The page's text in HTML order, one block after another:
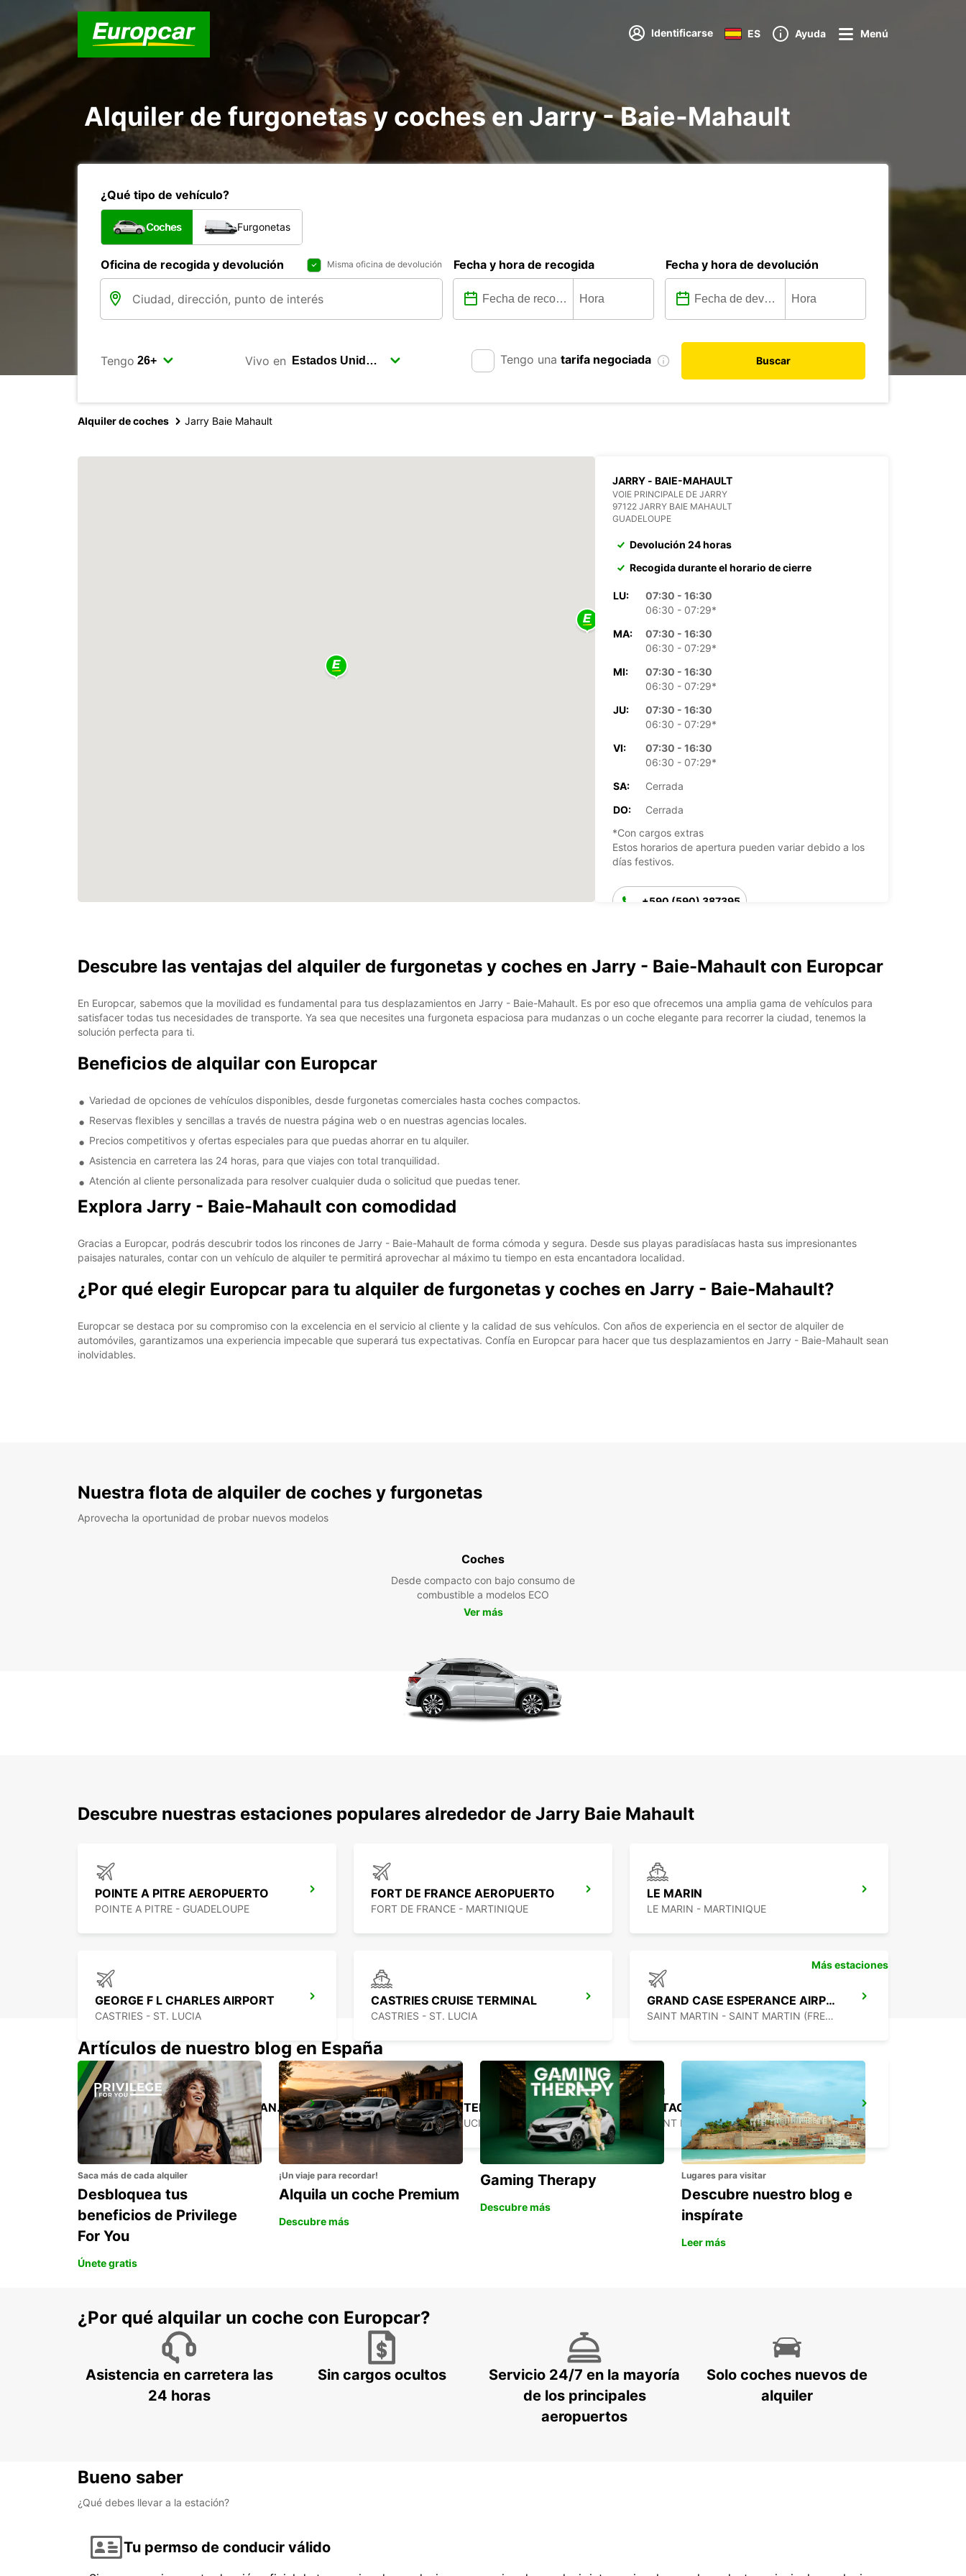
Identificarse ES Ayuda Menú
Alquiler de furgonetas y coches en Jarry - Baie-Mahault
¿Qué tipo de vehículo?
Coches Furgonetas
Oficina de recogida y devolución Misma oficina de devolución Fecha y hora de recogida Fecha y hora de devolución
Tengo Vivo en Tengo una tarifa negociada Buscar
Alquiler de coches Jarry Baie Mahault
JARRY - BAIE-MAHAULT
VOIE PRINCIPALE DE JARRY
97122 JARRY BAIE MAHAULT
GUADELOUPE
Devolución 24 horas
Recogida durante el horario de cierre
LU:
07:30 - 16:30
06:30 - 07:29*
MA:
07:30 - 16:30
06:30 - 07:29*
MI:
07:30 - 16:30
06:30 - 07:29*
JU:
07:30 - 16:30
06:30 - 07:29*
VI:
07:30 - 16:30
06:30 - 07:29*
SA:
Cerrada
DO:
Cerrada
*Con cargos extras
Estos horarios de apertura pueden variar debido a los
días festivos.
+590 (590) 387395
Descubre las ventajas del alquiler de furgonetas y coches en Jarry - Baie-Mahault con Europcar
En Europcar, sabemos que la movilidad es fundamental para tus desplazamientos en Jarry - Baie-Mahault. Es por eso que ofrecemos una amplia gama de vehículos para
satisfacer todas tus necesidades de transporte. Ya sea que necesites una furgoneta espaciosa para mudanzas o un coche elegante para recorrer la ciudad, tenemos la
solución perfecta para ti.
Beneficios de alquilar con Europcar
Variedad de opciones de vehículos disponibles, desde furgonetas comerciales hasta coches compactos.
Reservas flexibles y sencillas a través de nuestra página web o en nuestras agencias locales.
Precios competitivos y ofertas especiales para que puedas ahorrar en tu alquiler.
Asistencia en carretera las 24 horas, para que viajes con total tranquilidad.
Atención al cliente personalizada para resolver cualquier duda o solicitud que puedas tener.
Explora Jarry - Baie-Mahault con comodidad
Gracias a Europcar, podrás descubrir todos los rincones de Jarry - Baie-Mahault de forma cómoda y segura. Desde sus playas paradisíacas hasta sus impresionantes
paisajes naturales, contar con un vehículo de alquiler te permitirá aprovechar al máximo tu tiempo en esta encantadora localidad.
¿Por qué elegir Europcar para tu alquiler de furgonetas y coches en Jarry - Baie-Mahault?
Europcar se destaca por su compromiso con la excelencia en el servicio al cliente y la calidad de sus vehículos. Con años de experiencia en el sector de alquiler de
automóviles, garantizamos una experiencia impecable que superará tus expectativas. Confía en Europcar para hacer que tus desplazamientos en Jarry - Baie-Mahault sean
inolvidables.
Nuestra flota de alquiler de coches y furgonetas
Aprovecha la oportunidad de probar nuevos modelos
Coches
Desde compacto con bajo consumo de
combustible a modelos ECO
Ver más
Descubre nuestras estaciones populares alrededor de Jarry Baie Mahault
POINTE A PITRE AEROPUERTO
POINTE A PITRE - GUADELOUPE
FORT DE FRANCE AEROPUERTO
FORT DE FRANCE - MARTINIQUE
LE MARIN
LE MARIN - MARTINIQUE
GEORGE F L CHARLES AIRPORT
CASTRIES - ST. LUCIA
CASTRIES CRUISE TERMINAL
CASTRIES - ST. LUCIA
GRAND CASE ESPERANCE AIRPORT
SAINT MARTIN - SAINT MARTIN (FRENCH PART)
ST MAARTEN PRINCESS JULIANA INT APT
SINT MAARTEN - SINT MAARTEN
HEWANORRA INTERNATIONAL AIRPORT
VIEUX FORT - ST. LUCIA
ESTACIÓN ST. MICHAEL
SAINT MICHAEL - BARBADOS
Más estaciones
Artículos de nuestro blog en España
Saca más de cada alquiler
Desbloquea tus
beneficios de Privilege
For You
Únete gratis
¡Un viaje para recordar!
Alquila un coche Premium
Descubre más
Gaming Therapy
Descubre más
Lugares para visitar
Descubre nuestro blog e
inspírate
Leer más
¿Por qué alquilar un coche con Europcar?
Asistencia en carretera las
24 horas
Sin cargos ocultos
Servicio 24/7 en la mayoría
de los principales
aeropuertos
Solo coches nuevos de
alquiler
Bueno saber
¿Qué debes llevar a la estación?
Tu permso de conducir válido